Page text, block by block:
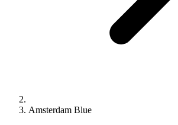
Amsterdam Blue